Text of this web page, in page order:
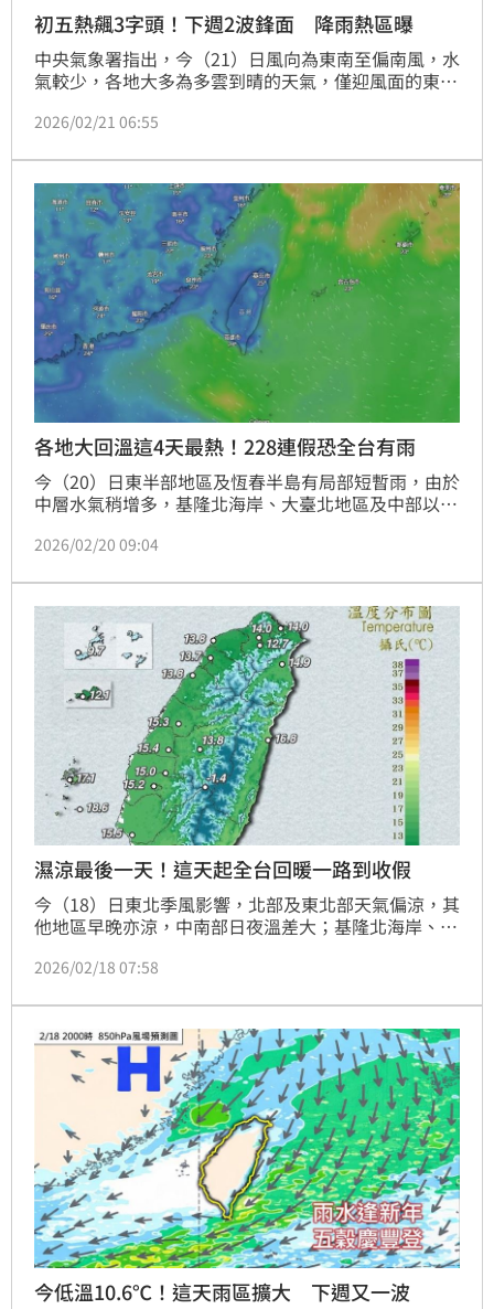
初五熱飆3字頭！下週2波鋒面 降雨熱區曝
中央氣象署指出，今（21）日風向為東南至偏南風，水
氣較少，各地大多為多雲到晴的天氣，僅迎風面的東半
晨低溫在中部以北約12至16度，宜、花約16、17度，
24至26度，中南部27、28度，各地早晚仍涼，日夜溫
差大，早出晚歸請適時增添衣物。
2026/02/21 06:55
各地大回溫這4天最熱！228連假恐全台有雨
今（20）日東半部地區及恆春半島有局部短暫雨，由於
中層水氣稍增多，基隆北海岸、大臺北地區及中部以北
地早晚仍涼，低溫約14至17度，白天高溫持續上升。
2026/02/20 09:04
濕涼最後一天！這天起全台回暖一路到收假
今（18）日東北季風影響，北部及東北部天氣偏涼，其
他地區早晚亦涼，中南部日夜溫差大；基隆北海岸、臺
湖、金門、馬祖為多雲到晴，清晨至上午新竹以北地區
氣「最後一天」。
2026/02/18 07:58
今低溫10.6℃！這天雨區擴大 下週又一波